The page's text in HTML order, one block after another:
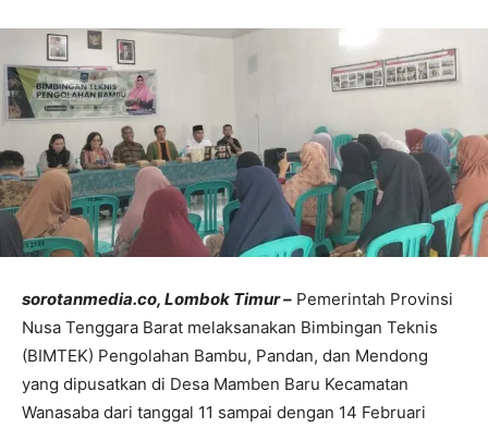
sorotanmedia.co, Lombok Timur – Pemerintah Provinsi
Nusa Tenggara Barat melaksanakan Bimbingan Teknis
(BIMTEK) Pengolahan Bambu, Pandan, dan Mendong
yang dipusatkan di Desa Mamben Baru Kecamatan
Wanasaba dari tanggal 11 sampai dengan 14 Februari